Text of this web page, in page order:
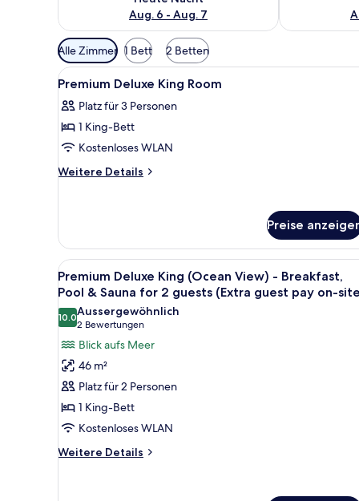
Aug. 6 - Aug. 7
Verfügbare
Filter
für
Alle Zimmer 1 Bett 2 Betten
Alle
Fotos
für
Premium
Deluxe
King
Hochwertige Bettwaren,
3
Premium Deluxe King Room
Platz für 3 Personen
1 King-Bett
Kostenloses WLAN
Weitere Details
Weitere
King
Room
Preise
Alle
Fotos
für
Premium
Deluxe
King
(Ocean
View)
-
Breakfast,
Pool
Ein modernes Hotelzimmer
3
Premium Deluxe King (Ocean View) - Breakfast,
Pool & Sauna for 2 guests (Extra guest pay on-
10.010.0 von 10
Aussergewöhnlich
2 Bewertungen
(2
Bewertungen)
Blick aufs Meer
46 m²
Platz für 2 Personen
1 King-Bett
Kostenloses WLAN
Weitere Details
Weitere